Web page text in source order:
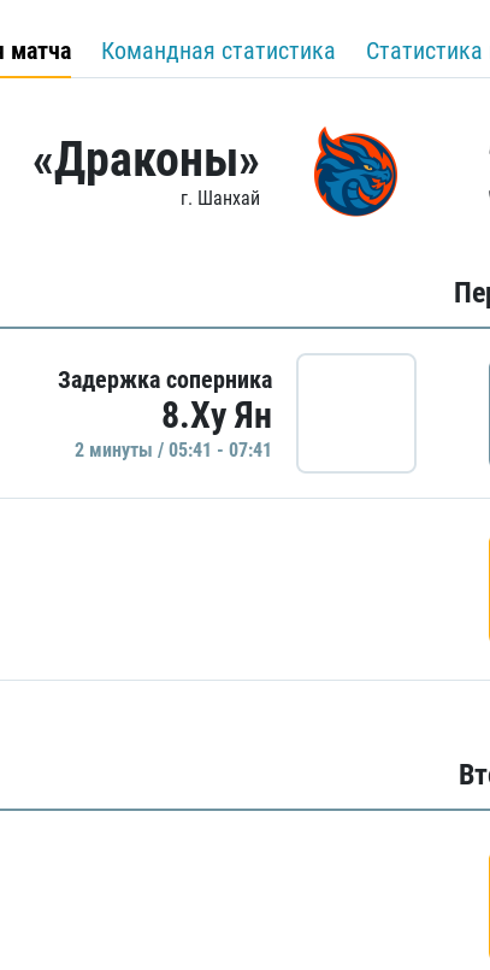
матча Командная статистика Статистика
«Драконы»
г. Шанхай
Задержка соперника
8.Ху Ян
2 минуты / 05:41 - 07:41